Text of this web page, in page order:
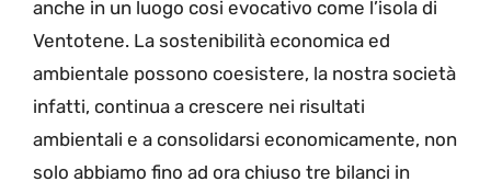
anche in un luogo cosi evocativo come l’isola di
Ventotene. La sostenibilità economica ed
ambientale possono coesistere, la nostra società
infatti, continua a crescere nei risultati
ambientali e a consolidarsi economicamente, non
solo abbiamo fino ad ora chiuso tre bilanci in